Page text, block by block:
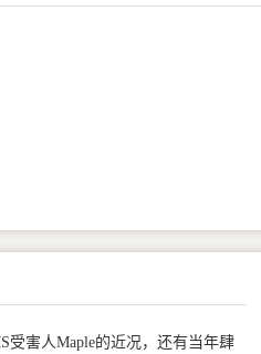
受害人Maple的近况，还有当年肆